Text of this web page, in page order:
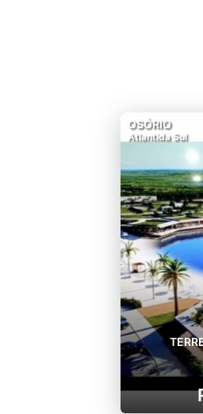
OSÓRIO
Atlantida Sul